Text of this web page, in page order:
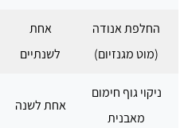
החלפת אנודה
(מוט מגנזיום)
אחת
לשנתיים
ניקוי גוף חימום
מאבנית
אחת לשנה